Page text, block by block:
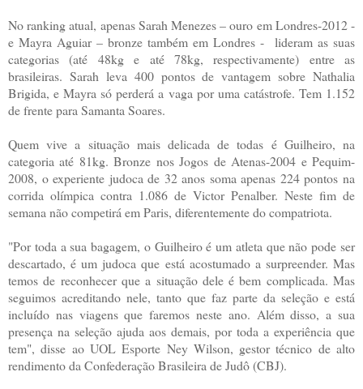
No ranking atual, apenas Sarah Menezes – ouro em Londres-2012 -
e Mayra Aguiar – bronze também em Londres - lideram as suas
categorias (até 48kg e até 78kg, respectivamente) entre as
brasileiras. Sarah leva 400 pontos de vantagem sobre Nathalia
Brigida, e Mayra só perderá a vaga por uma catástrofe. Tem 1.152
de frente para Samanta Soares.
Quem vive a situação mais delicada de todas é Guilheiro, na
categoria até 81kg. Bronze nos Jogos de Atenas-2004 e Pequim-
2008, o experiente judoca de 32 anos soma apenas 224 pontos na
corrida olímpica contra 1.086 de Victor Penalber. Neste fim de
semana não competirá em Paris, diferentemente do compatriota.
"Por toda a sua bagagem, o Guilheiro é um atleta que não pode ser
descartado, é um judoca que está acostumado a surpreender. Mas
temos de reconhecer que a situação dele é bem complicada. Mas
seguimos acreditando nele, tanto que faz parte da seleção e está
incluído nas viagens que faremos neste ano. Além disso, a sua
presença na seleção ajuda aos demais, por toda a experiência que
tem", disse ao UOL Esporte Ney Wilson, gestor técnico de alto
rendimento da Confederação Brasileira de Judô (CBJ).